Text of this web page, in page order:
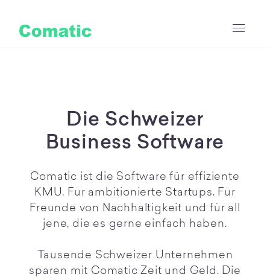
Die Schweizer
Business Software
Comatic ist die Software für effiziente
KMU. Für ambitionierte Startups. Für
Freunde von Nachhaltigkeit und für all
jene, die es gerne einfach haben.
Tausende Schweizer Unternehmen
sparen mit Comatic Zeit und Geld. Die